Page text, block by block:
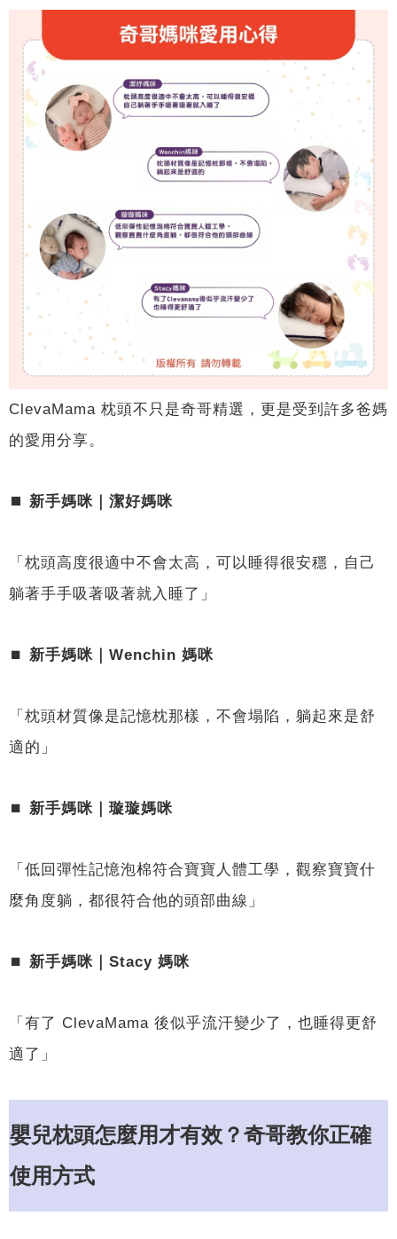
ClevaMama 枕頭不只是奇哥精選，更是受到許多爸媽
的愛用分享。
⏹︎ 新手媽咪｜潔好媽咪
「枕頭高度很適中不會太高，可以睡得很安穩，自己
躺著手手吸著吸著就入睡了」
⏹︎ 新手媽咪｜Wenchin 媽咪
「枕頭材質像是記憶枕那樣，不會塌陷，躺起來是舒
適的」
⏹︎ 新手媽咪｜璇璇媽咪
「低回彈性記憶泡棉符合寶寶人體工學，觀察寶寶什
麼角度躺，都很符合他的頭部曲線」
⏹︎ 新手媽咪｜Stacy 媽咪
「有了 ClevaMama 後似乎流汗變少了，也睡得更舒
適了」
嬰兒枕頭怎麼用才有效？奇哥教你正確
使用方式